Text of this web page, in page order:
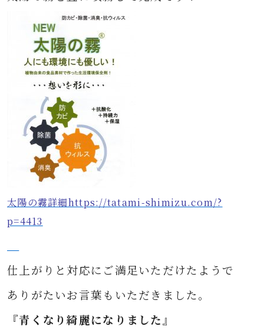
太陽の霧詳細https://tatami-shimizu.com/?
p=4413
仕上がりと対応にご満足いただけたようで
ありがたいお言葉もいただきました。
『青くなり綺麗になりました』